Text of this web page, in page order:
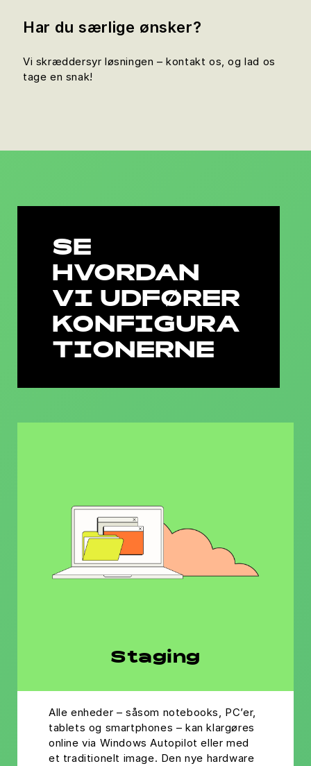
Har du særlige ønsker?
Vi skræddersyr løsningen – kontakt os, og lad os
tage en snak!
SE
HVORDAN
VI UDFØRER
KONFIGURA
TIONERNE
Staging
Alle enheder – såsom notebooks, PC’er,
tablets og smartphones – kan klargøres
online via Windows Autopilot eller med
et traditionelt image. Den nye hardware